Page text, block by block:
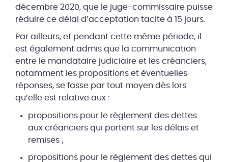
décembre 2020, que le juge-commissaire puisse
réduire ce délai d’acceptation tacite à 15 jours.
Par ailleurs, et pendant cette même période, il
est également admis que la communication
entre le mandataire judiciaire et les créanciers,
notamment les propositions et éventuelles
réponses, se fasse par tout moyen dès lors
qu’elle est relative aux :
propositions pour le règlement des dettes
aux créanciers qui portent sur les délais et
remises ;
propositions pour le règlement des dettes qui